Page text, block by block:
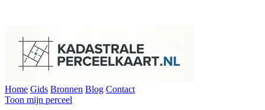
Home Gids Bronnen Blog Contact
Toon mijn perceel